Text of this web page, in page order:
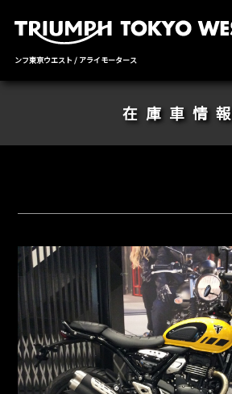
ンフ東京ウエスト / アライモータース
在庫車情報